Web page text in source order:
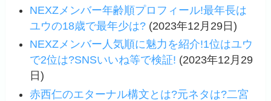
NEXZメンバー年齢順プロフィール!最年長は
ユウの18歳で最年少は? (2023年12月29日)
NEXZメンバー人気順に魅力を紹介!1位はユウ
で2位は?SNSいいね等で検証! (2023年12月29
日)
赤西仁のエターナル構文とは?元ネタは?二宮